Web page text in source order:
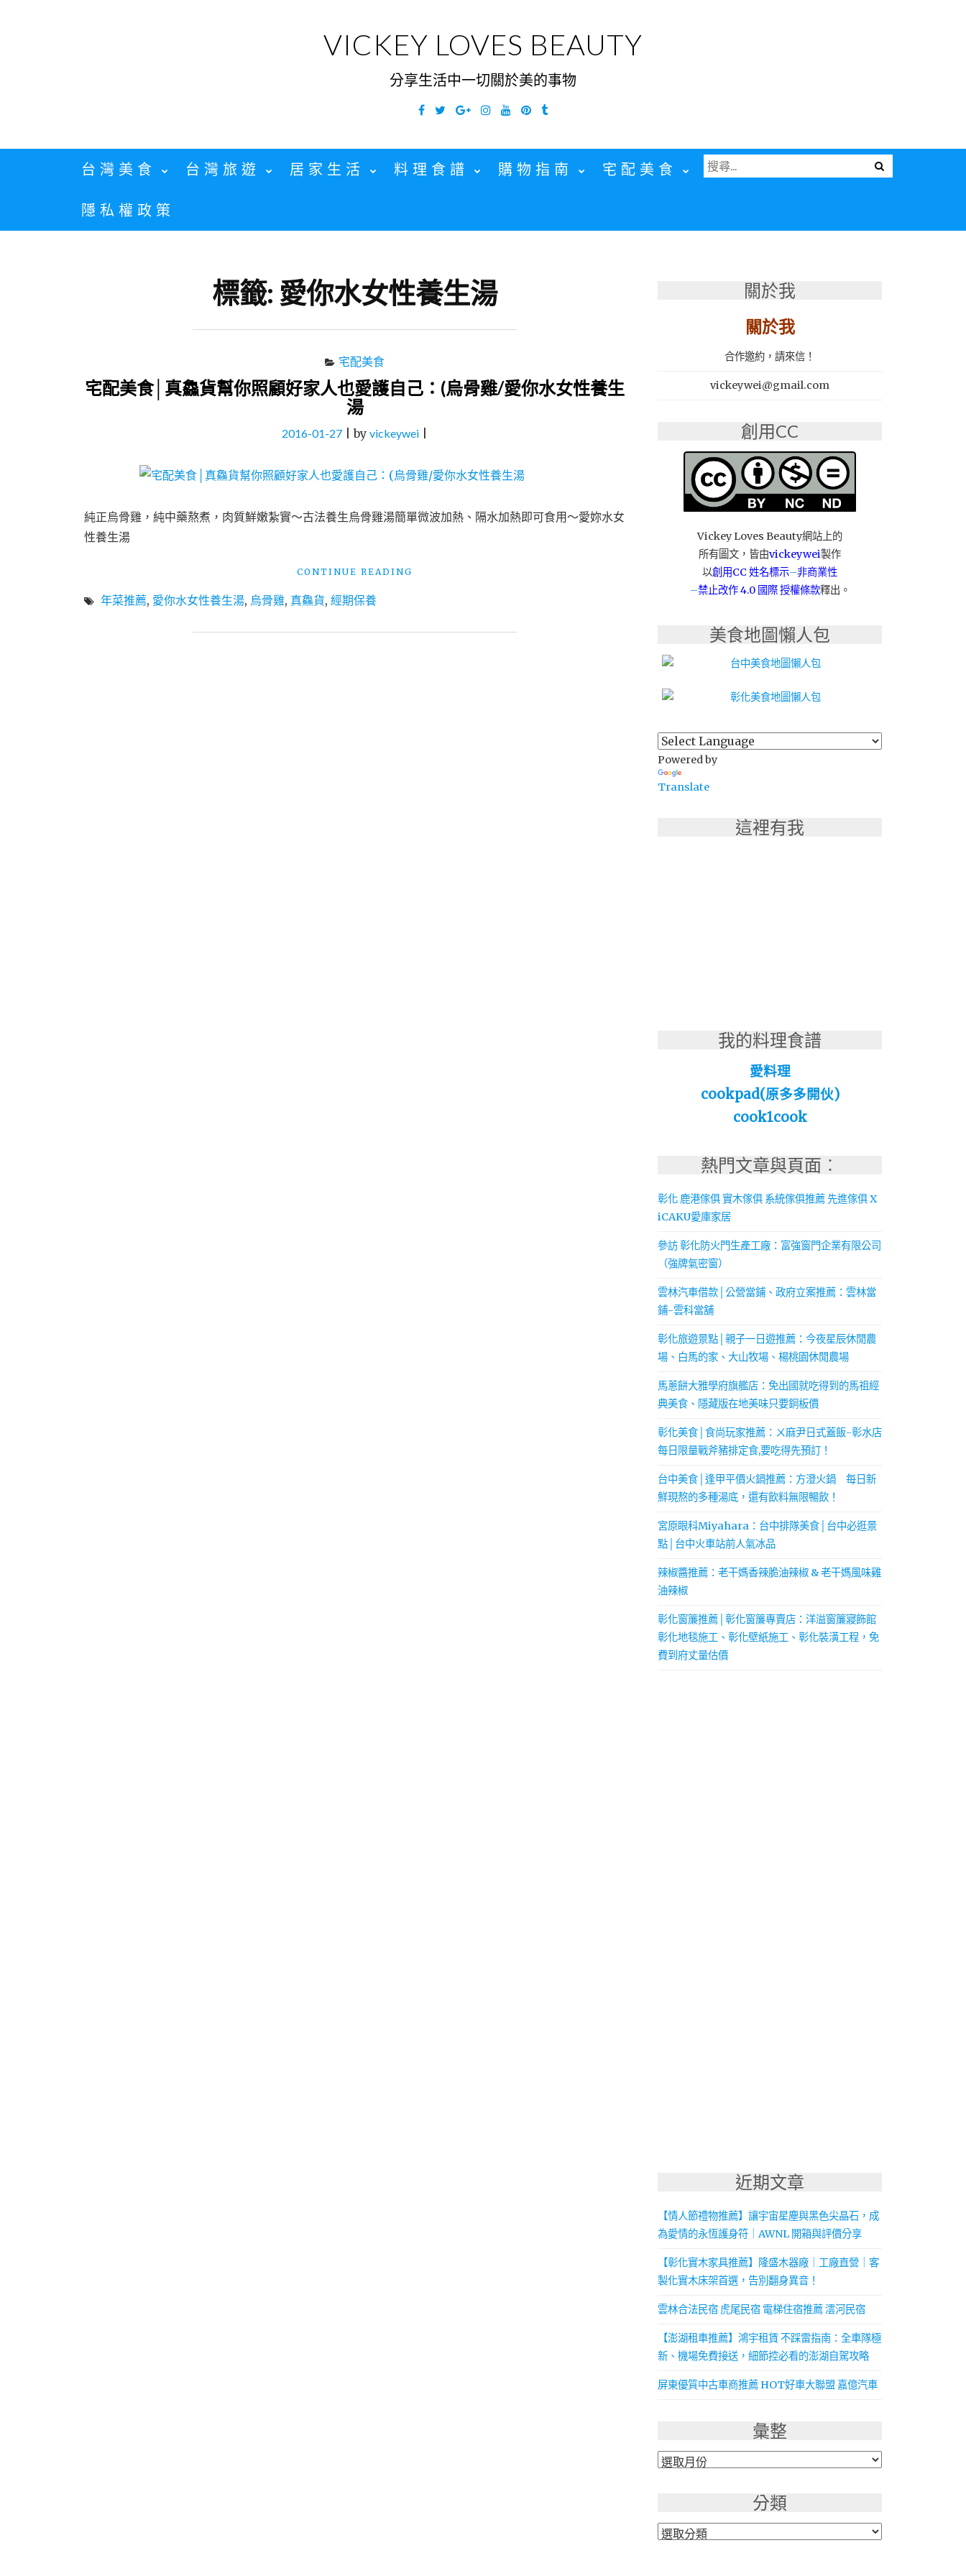
VICKEY LOVES BEAUTY
分享生活中一切關於美的事物
Facebook
TwitterGoogleInstagramYouTubePinterest
Tumblr
台灣美食 台灣旅遊 居家生活 料理食譜 購物指南 宅配美食
隱私權政策
Menu
搜
尋
標籤: 愛你水女性養生湯
宅配美食
宅配美食│真鱻貨幫你照顧好家人也愛護自己：(烏骨雞/愛你水女性養生
湯
2016-01-27 |by vickeywei
純正烏骨雞，純中藥熬煮，肉質鮮嫩紮實～古法養生烏骨雞湯簡單微波加熱、隔水加熱即可食用～愛妳水女
性養生湯
CONTINUE READING
│
年菜推薦, 愛你水女性養生湯, 烏骨雞, 真鱻貨, 經期保養
關於我
關於我
合作邀約，請來信！
vickeywei@gmail.com
創用CC
Vickey Loves Beauty網站上的
所有圖文，皆由vickeywei製作
以創用CC 姓名標示–非商業性
–禁止改作4.0 國際 授權條款釋出。
美食地圖懶人包
Powered by
Translate
這裡有我
我的料理食譜
愛料理
cookpad(原多多開伙)
cook1cook
熱門文章與頁面︰
彰化 鹿港傢俱 實木傢俱 系統傢俱推薦 先進傢俱 X
iCAKU愛庫家居
參訪 彰化防火門生產工廠：富強窗門企業有限公司
（強牌氣密窗）
雲林汽車借款│公營當鋪、政府立案推薦：雲林當
鋪-雲科當舖
彰化旅遊景點│親子一日遊推薦：今夜星辰休閒農
場、白馬的家、大山牧場、楊桃園休閒農場
馬蔥餅大雅學府旗艦店：免出國就吃得到的馬祖經
典美食、隱藏版在地美味只要銅板價
彰化美食│食尚玩家推薦：ㄨ麻尹日式蓋飯-彰水店
每日限量戰斧豬排定食,要吃得先預訂！
台中美食│逢甲平價火鍋推薦：方澄火鍋 每日新
鮮現熬的多種湯底，還有飲料無限暢飲！
宮原眼科Miyahara：台中排隊美食│台中必逛景
點│台中火車站前人氣冰品
辣椒醬推薦：老干媽香辣脆油辣椒 & 老干媽風味雞
油辣椒
彰化窗簾推薦│彰化窗簾專賣店：洋溢窗簾寢飾館
彰化地毯施工、彰化壁紙施工、彰化裝潢工程，免
費到府丈量估價
近期文章
【情人節禮物推薦】讓宇宙星塵與黑色尖晶石，成
為愛情的永恆護身符｜AWNL 開箱與評價分享
【彰化實木家具推薦】隆盛木器廠｜工廠直營｜客
製化實木床架首選，告別翻身異音！
雲林合法民宿 虎尾民宿 電梯住宿推薦 澐河民宿
【澎湖租車推薦】鴻宇租賃 不踩雷指南：全車隊極
新、機場免費接送，細節控必看的澎湖自駕攻略
屏東優質中古車商推薦 HOT好車大聯盟 嘉億汽車
彙整
彙
分類
分